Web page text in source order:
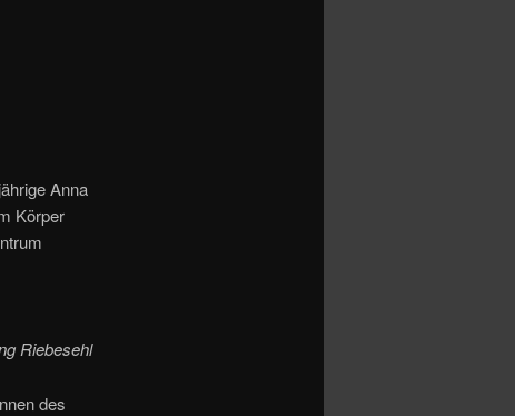
Anna
Körper
Riebesehl
des